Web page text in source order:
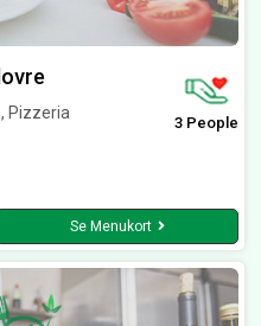
Pizzeria
3 People
Se Menukort